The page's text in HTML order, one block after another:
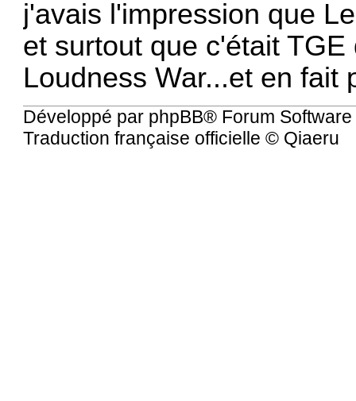
j'avais l'impression que
et surtout que c'était
Loudness War...et en fait
Développé par phpBB® Forum
Traduction française officielle © Qiaeru